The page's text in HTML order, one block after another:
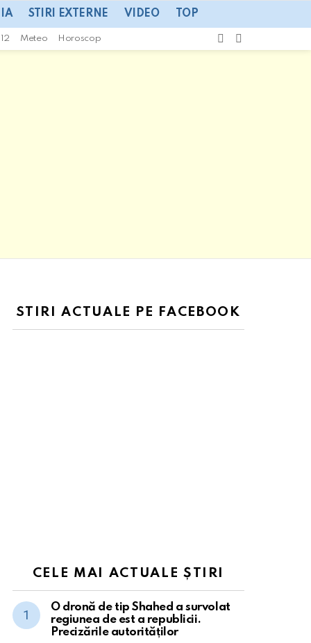
STIRI EXTERNE VIDEO TOP
Meteo Horoscop
SWITCH
SKIN
STIRI ACTUALE PE FACEBOOK
CELE MAI ACTUALE ȘTIRI
O dronă de tip Shahed a survolat
regiunea de est a republicii.
Precizările autorităților